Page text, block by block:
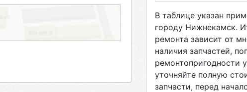
В таблице указан
городу Нижнекамск.
ремонта зависит от
наличия запчастей,
ремонтопригодности
уточняйте полную
запчасти, перед